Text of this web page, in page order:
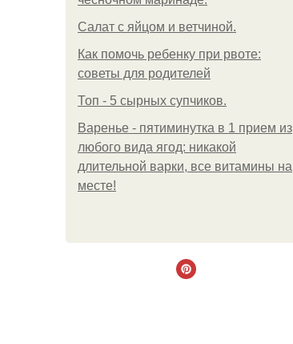
Салат с яйцом и ветчиной.
Как помочь ребенку при рвоте:
советы для родителей
Топ - 5 сырных супчиков.
Варенье - пятиминутка в 1 прием из
любого вида ягод: никакой
длительной варки, все витамины на
месте!